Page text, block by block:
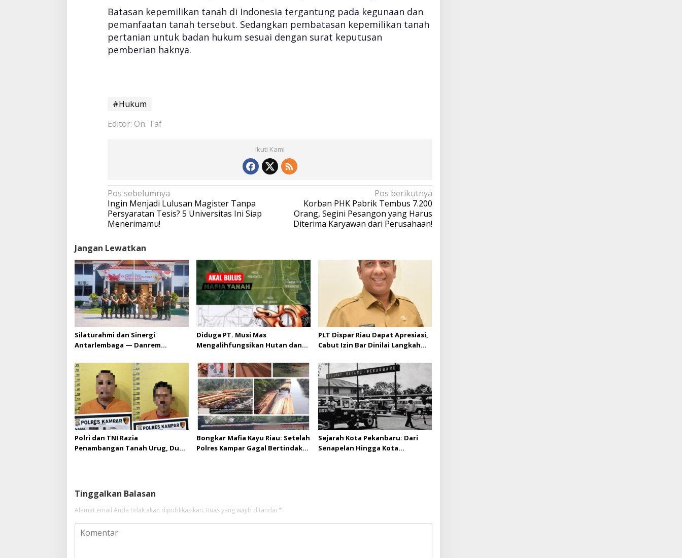
Batasan kepemilikan tanah di Indonesia tergantung pada kegunaan dan
pemanfaatan tanah tersebut. Sedangkan pembatasan kepemilikan tanah
pertanian untuk badan hukum sesuai dengan surat keputusan
pemberian haknya.
#Hukum
Editor: On. Taf
Ikuti Kami
N
a
v
i
s
i
p
o
s
Pos sebelumnya
Ingin Menjadi Lulusan Magister Tanpa
Persyaratan Tesis? 5 Universitas Ini Siap
Menerimamu!
Pos berikutnya
Korban PHK Pabrik Tembus 7.200
Orang, Segini Pesangon yang Harus
Diterima Karyawan dari Perusahaan!
Jangan Lewatkan
Silaturahmi dan Sinergi
Antarlembaga — Danrem
Kejaksaan Negeri Kuansing
Diduga PT. Musi Mas
Mengalihfungsikan Hutan dan
melebihi batas izin yang
diizinkan
PLT Dispar Riau Dapat Apresiasi,
Cabut Izin Bar Dinilai Langkah
Polri dan TNI Razia
Penambangan Tanah Urug, Dua
Bongkar Mafia Kayu Riau: Setelah
Polres Kampar Gagal Bertindak,
Sejarah Kota Pekanbaru: Dari
Senapelan Hingga Kota
Tinggalkan Balasan
Alamat email Anda tidak akan dipublikasikan. Ruas yang wajib ditandai *